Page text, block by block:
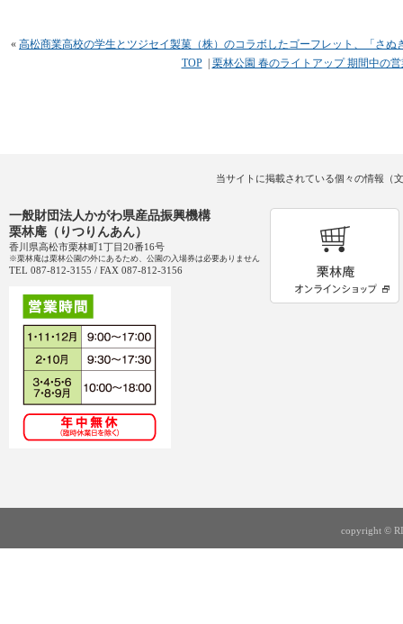
« 高松商業高校の学生とツジセイ製菓（株）のコラボしたゴーフレット、「さぬ
TOP| 栗林公園 春のライトアップ 期間中の
当サイトに掲載されている個々の情報（
一般財団法人かがわ県産品振興機構
栗林庵（りつりんあん）
香川県高松市栗林町1丁目20番16号
※栗林庵は栗林公園の外にあるため、公園の入場券は必要ありません
TEL 087-812-3155 / FAX 087-812-3156
copyright ©